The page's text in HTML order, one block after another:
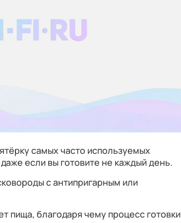
самых часто используемых
если вы готовите не каждый день.
с антипригарным или
пища, благодаря чему процесс готовки